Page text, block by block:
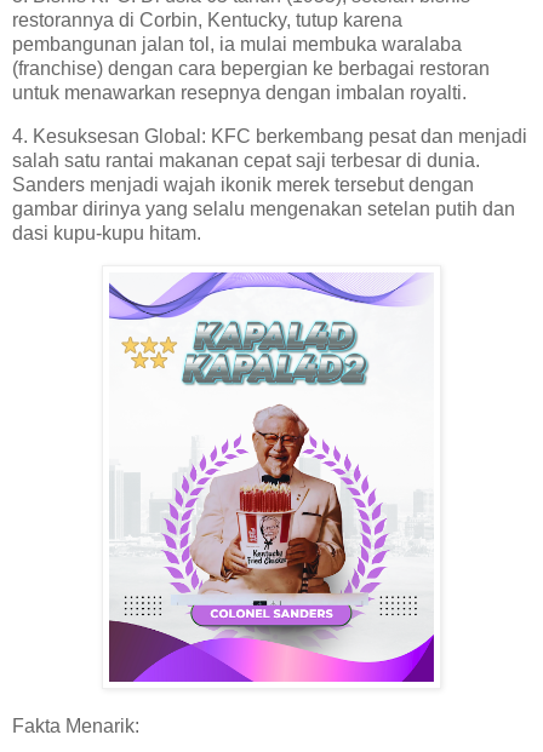
restorannya di Corbin, Kentucky, tutup karena
pembangunan jalan tol, ia mulai membuka waralaba
(franchise) dengan cara bepergian ke berbagai restoran
untuk menawarkan resepnya dengan imbalan royalti.
4. Kesuksesan Global: KFC berkembang pesat dan menjadi
salah satu rantai makanan cepat saji terbesar di dunia.
Sanders menjadi wajah ikonik merek tersebut dengan
gambar dirinya yang selalu mengenakan setelan putih dan
dasi kupu-kupu hitam.
Fakta Menarik: